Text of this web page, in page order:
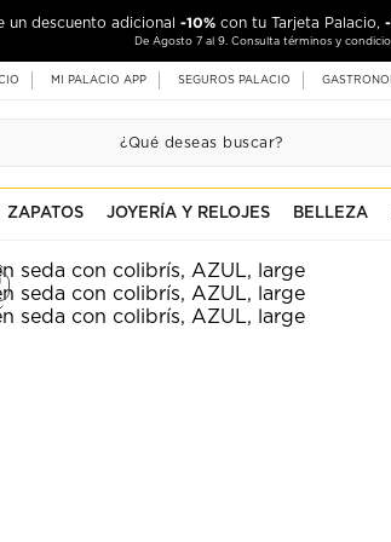
un descuento adicional -10% con tu Tarjeta Palacio,
De Agosto 7 al 9. Consulta términos y
MI PALACIO APP SEGUROS PALACIO
ZAPATOS JOYERÍA Y RELOJES BELLEZA